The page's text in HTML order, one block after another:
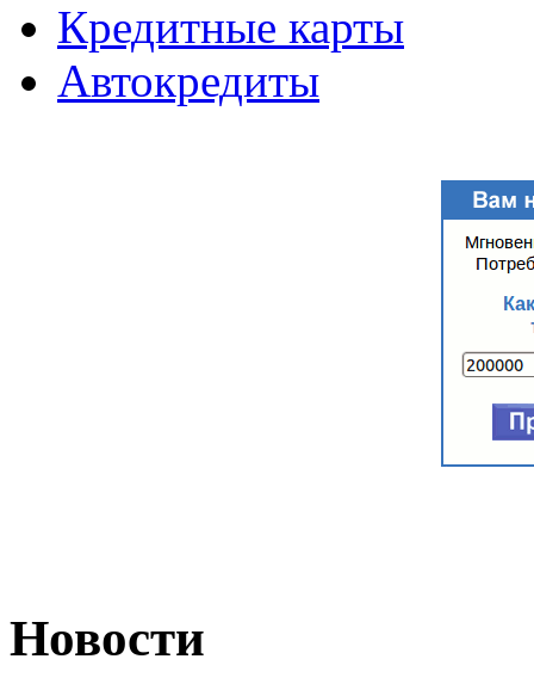
Кредитные карты
Автокредиты
Новости